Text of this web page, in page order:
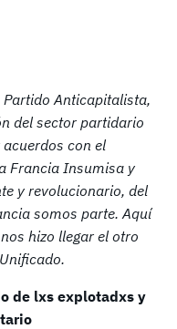
Anticapitalista,
del sector partidario
con el
Francia Insumisa y
y revolucionario, del
somos parte. Aquí
hizo llegar el otro
de lxs explotadxs y